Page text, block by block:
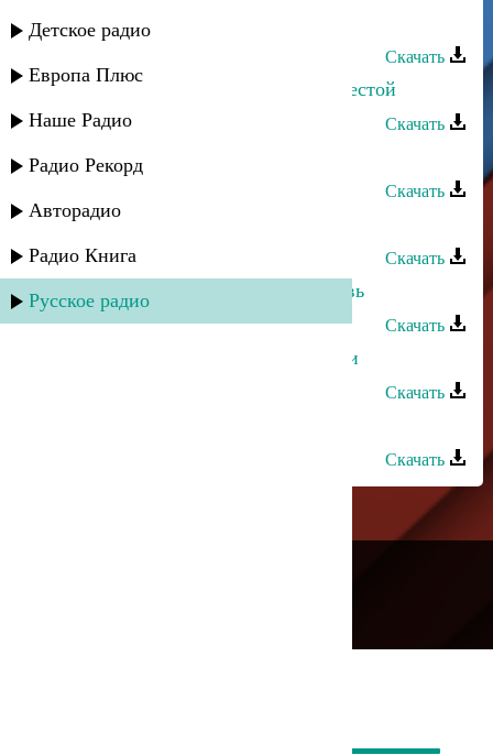
Детское радио
Европа Плюс
Наше Радио
Радио Рекорд
Авторадио
Радио Книга
Русское радио
Хава Газахова - Папа
Скачать
Хава Газахова - Я стану твоей невестой
Скачать
Хава Газахова - Я выбираю тебя
Скачать
Хава Газахова - Ты мой
Скачать
Хава Газахова - Безответная любовь
Скачать
Хава Газахова - Нет сильнее любви
Скачать
Скачать